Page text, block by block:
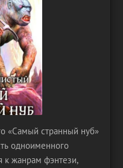
«Самый странный нуб»
одноименного
к жанрам фэнтези,